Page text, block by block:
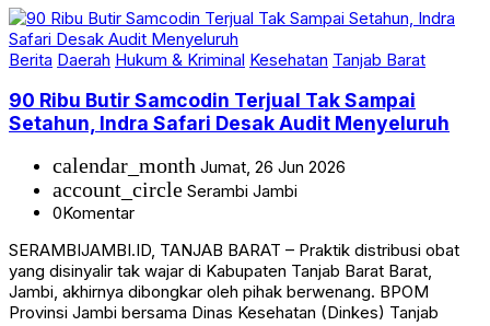
Berita Daerah Hukum & Kriminal Kesehatan Tanjab Barat
90 Ribu Butir Samcodin Terjual Tak Sampai
Setahun, Indra Safari Desak Audit Menyeluruh
calendar_month Jumat, 26 Jun 2026
account_circle Serambi Jambi
0Komentar
SERAMBIJAMBI.ID, TANJAB BARAT – Praktik distribusi obat
yang disinyalir tak wajar di Kabupaten Tanjab Barat Barat,
Jambi, akhirnya dibongkar oleh pihak berwenang. BPOM
Provinsi Jambi bersama Dinas Kesehatan (Dinkes) Tanjab